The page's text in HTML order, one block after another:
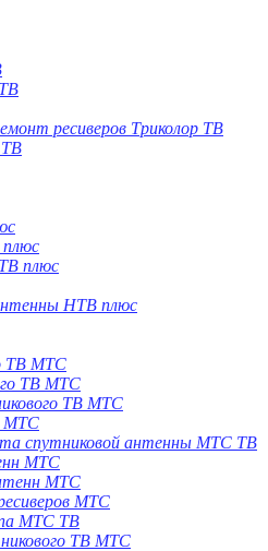
ресиверов Триколор ТВ
ТВ
плюс
НТВ плюс
ТВ МТС
ТВ МТС
ТВ МТС
МТС
спутниковой антенны МТС ТВ
МТС
МТС
МТС
МТС ТВ
ТВ МТС